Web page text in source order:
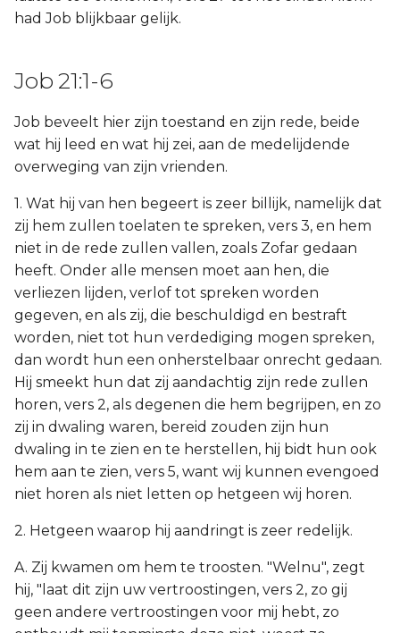
had Job blijkbaar gelijk.
Job 21:1-6
Job beveelt hier zijn toestand en zijn rede, beide
wat hij leed en wat hij zei, aan de medelijdende
overweging van zijn vrienden.
1. Wat hij van hen begeert is zeer billijk, namelijk dat
zij hem zullen toelaten te spreken, vers 3, en hem
niet in de rede zullen vallen, zoals Zofar gedaan
heeft. Onder alle mensen moet aan hen, die
verliezen lijden, verlof tot spreken worden
gegeven, en als zij, die beschuldigd en bestraft
worden, niet tot hun verdediging mogen spreken,
dan wordt hun een onherstelbaar onrecht gedaan.
Hij smeekt hun dat zij aandachtig zijn rede zullen
horen, vers 2, als degenen die hem begrijpen, en zo
zij in dwaling waren, bereid zouden zijn hun
dwaling in te zien en te herstellen, hij bidt hun ook
hem aan te zien, vers 5, want wij kunnen evengoed
niet horen als niet letten op hetgeen wij horen.
2. Hetgeen waarop hij aandringt is zeer redelijk.
A. Zij kwamen om hem te troosten. "Welnu", zegt
hij, "laat dit zijn uw vertroostingen, vers 2, zo gij
geen andere vertroostingen voor mij hebt, zo